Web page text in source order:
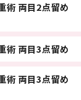
術 両目2点留め
術 両目3点留め
術 両目3点留め